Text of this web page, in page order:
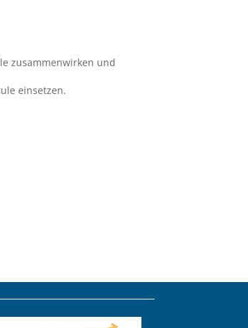
zusammenwirken und
einsetzen.